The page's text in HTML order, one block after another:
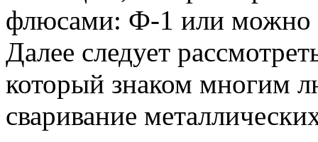
флюсами: Ф-1 или можно
Далее следует
который знаком многим
сваривание